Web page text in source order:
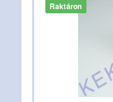
Raktáron